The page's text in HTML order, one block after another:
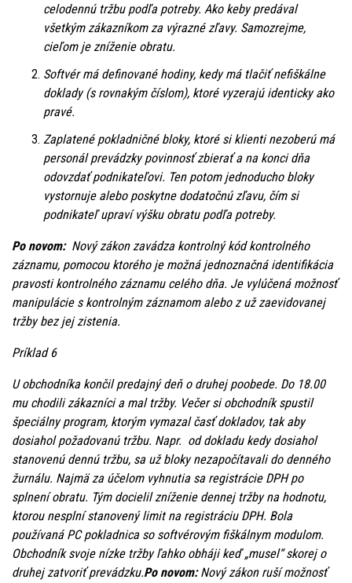
celodennú tržbu podľa potreby. Ako keby predával
všetkým zákazníkom za výrazné zľavy. Samozrejme,
cieľom je zníženie obratu.
Softvér má definované hodiny, kedy má tlačiť nefiškálne
doklady (s rovnakým číslom), ktoré vyzerajú identicky ako
pravé.
Zaplatené pokladničné bloky, ktoré si klienti nezoberú má
personál prevádzky povinnosť zbierať a na konci dňa
odovzdať podnikateľovi. Ten potom jednoducho bloky
vystornuje alebo poskytne dodatočnú zľavu, čím si
podnikateľ upraví výšku obratu podľa potreby.
Po novom:Nový zákon zavádza kontrolný kód kontrolného
záznamu, pomocou ktorého je možná jednoznačná identifikácia
pravosti kontrolného záznamu celého dňa. Je vylúčená možnosť
manipulácie s kontrolným záznamom alebo z už zaevidovanej
tržby bez jej zistenia.
Príklad 6
U obchodníka končil predajný deň o druhej poobede. Do 18.00
mu chodili zákazníci a mal tržby. Večer si obchodník spustil
špeciálny program, ktorým vymazal časť dokladov, tak aby
dosiahol požadovanú tržbu. Napr. od dokladu kedy dosiahol
stanovenú dennú tržbu, sa už bloky nezapočítavali do denného
žurnálu. Najmä za účelom vyhnutia sa registrácie DPH po
splnení obratu. Tým docielil zníženie dennej tržby na hodnotu,
ktorou nesplní stanovený limit na registráciu DPH. Bola
používaná PC pokladnica so softvérovým fiškálnym modulom.
Obchodník svoje nízke tržby ľahko obháji keď „musel“ skorej o
druhej zatvoriť prevádzku.Po novom:Nový zákon ruší možnosť